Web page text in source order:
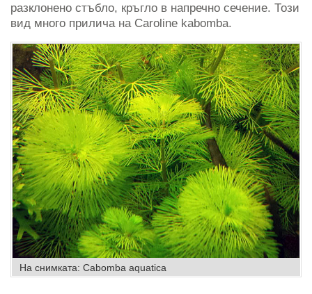
разклонено стъбло, кръгло в напречно сечение. Този
вид много прилича на Caroline kabomba.
На снимката: Cabomba aquatica